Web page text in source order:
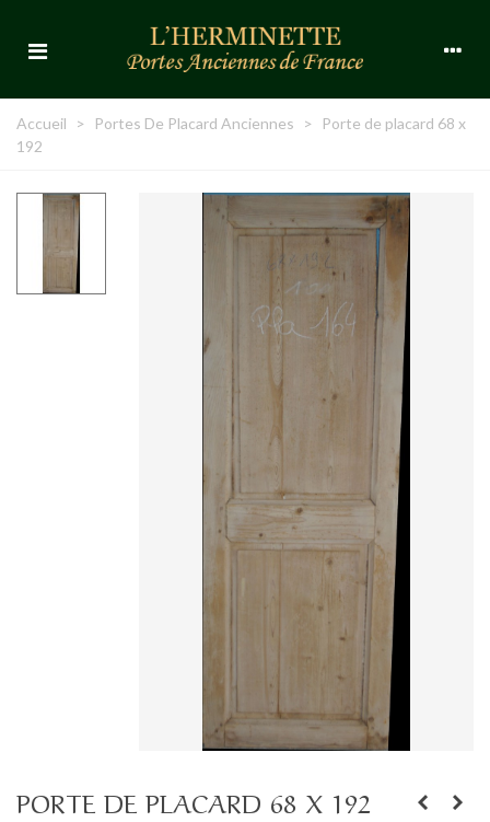
Accueil > Portes De Placard Anciennes >
Porte de placard 68 x
192
PORTE DE PLACARD 68 X 192